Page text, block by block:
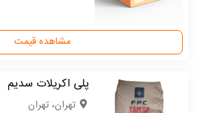
مشاهده قیمت
پلی اکریلات سدیم
تهران، تهران